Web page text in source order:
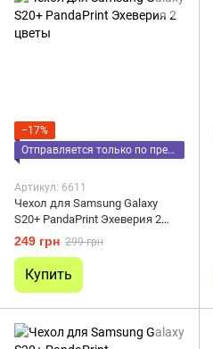
−17%
Отправляется только по предоплате
Артикул: 6611
Чехол для Samsung Galaxy
S20+ PandaPrint Эхеверия 2
цветы
249 грн 299 грн
Купить